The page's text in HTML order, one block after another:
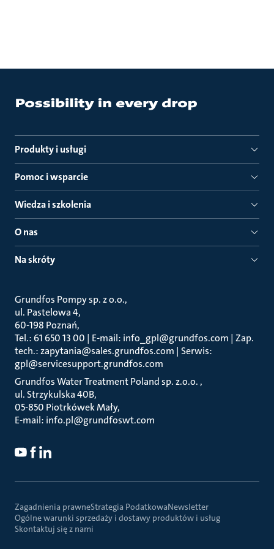
Produkty i usługi
Pomoc i wsparcie
Wiedza i szkolenia
O nas
Na skróty
Grundfos Pompy sp. z o.o.
ul. Pastelowa 4
60-198 Poznań
Tel.: 61 650 13 00 | E-mail: info_gpl@grundfos.com | Zap.
tech.: zapytania@sales.grundfos.com | Serwis:
gpl@servicesupport.grundfos.com
Grundfos Water Treatment Poland sp. z.o.o.
ul. Strzykulska 40B
05-850 Piotrkówek Mały
E-mail: info.pl@grundfoswt.com
Zagadnienia prawneStrategia PodatkowaNewsletter
Ogólne warunki sprzedaży i dostawy produktów i usług
Skontaktuj się z nami